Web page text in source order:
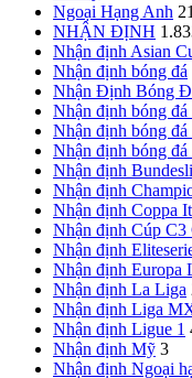
Ngoại Hạng Anh
NHẬN ĐỊNH
Nhận định Asian
Nhận định bóng đá
Nhận Định Bóng
Nhận định bóng
Nhận định bóng đá
Nhận định bóng đá
Nhận định
Nhận định
Nhận định Coppa
Nhận định Cúp C3
Nhận định
Nhận định Europa
Nhận định La Liga
Nhận định Liga
Nhận định Ligue 1
Nhận định Mỹ 3
Nhận định Ngoại